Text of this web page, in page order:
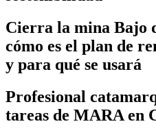
Cierra la mina Bajo
cómo es el plan de
y para qué se usará
Profesional
tareas de MARA en